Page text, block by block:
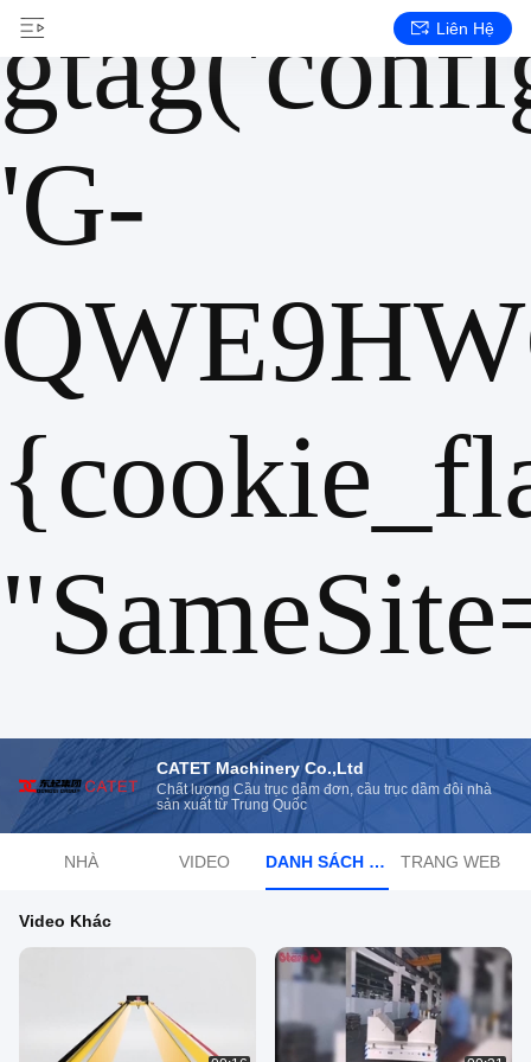
'G-
Liên Hệ
CATET Machinery Co.,Ltd
Chất lượng Cầu trục dầm đơn, cầu trục dầm đôi nhà
sản xuất từ ​​Trung Quốc
NHÀ VIDEO DANH SÁCH PHÁT TRANG WEB
Video Khác